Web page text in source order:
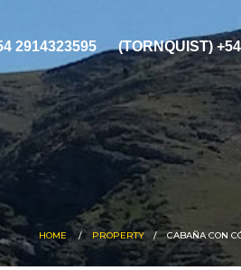
2914323595 (TORNQUIST)
HOME PROPERTY CABAÑA CON